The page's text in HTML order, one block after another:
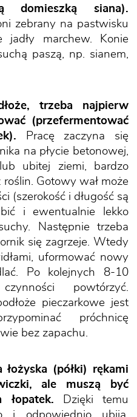
domieszką siana).
zebrany na pastwisku
marchew. Konie
paszą, np. sianem,
trzeba najpierw
(przefermentować
Pracę zaczyna się
na płycie betonowej,
ubitej ziemi, bardzo
roślin. Gotowy wał może
(szerokość i długość są
i ewentualnie lekko
Następnie trzeba
się zagrzeje. Wtedy
uformować nowy
Po kolejnych 8-10
powtórzyć.
pieczarkowe jest
próchnicę
bez zapachu.
łożyska (półki) rękami
ale muszą być
łopatek. Dzięki temu